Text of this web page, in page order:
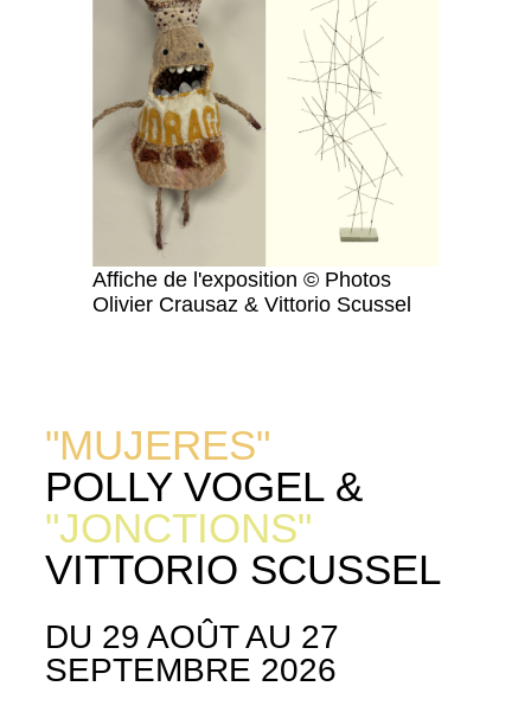
Affiche de l'exposition © Pho­tos
Olivi­er Crausaz & Vit­to­rio Scus­sel
"MUJERES"
POLLY VOGEL &
"JONCTIONS"
VITTORIO SCUSSEL
DU 29 AOÛT AU 27
SEPTEMBRE 2026